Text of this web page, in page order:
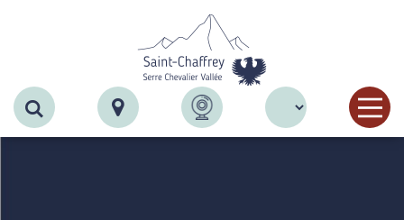
Recherche